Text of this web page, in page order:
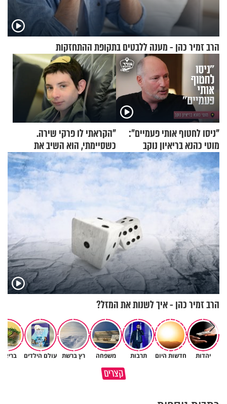
הרב זמיר כהן - מענה ללבטים בתקופת ההתחזקות
"ניסו לחטוף אותי פעמיים":
מוטי כהנא בריאיון נוקב
"הקראתי לו פרקי שירה.
כשסיימתי, הוא השיב את
נשמתו לבורא"
הרב זמיר כהן - איך לשנות את המזל?
יהדות חדשות היום תרבות משפחה רץ ברשת עולם הילדים
קצריםמדוע האמונה נמשלה למלח?
גם ׳הרע׳ זה הרחמים של בורא